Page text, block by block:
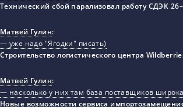
Технический сбой парализовал работу СДЭК
Матвей Гулин:
— уже надо "Ягодки" писать)
Строительство логистического центра
Матвей Гулин:
— насколько у них там база поставщиков
Новые возможности сервиса